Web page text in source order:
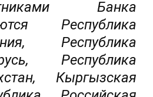
Банка
Республика
Республика
Республика
Кыргызская